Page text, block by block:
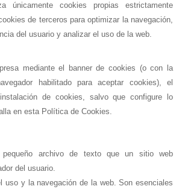
únicamente cookies propias estrictamente
de terceros para optimizar la navegación,
del usuario y analizar el uso de la web.
mediante el banner de cookies (o con la
habilitado para aceptar cookies), el
de cookies, salvo que configure lo
en esta Política de Cookies.
archivo de texto que un sitio web
del usuario.
uso y la navegación de la web. Son esenciales